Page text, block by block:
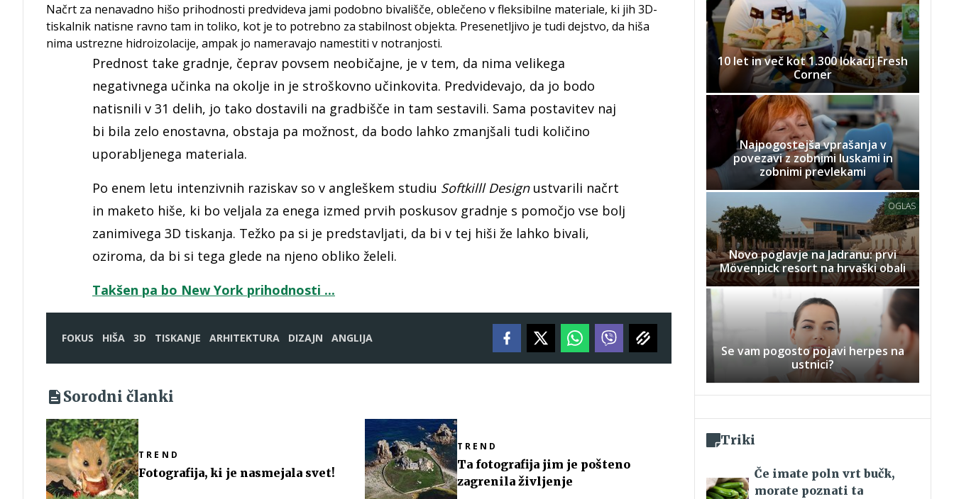
Načrt za nenavadno hišo prihodnosti predvideva jami podobno bivališče, oblečeno v fleksibilne materiale, ki jih 3D-
tiskalnik natisne ravno tam in toliko, kot je to potrebno za stabilnost objekta. Presenetljivo je tudi dejstvo, da hiša
nima ustrezne hidroizolacije, ampak jo nameravajo namestiti v notranjosti.
Prednost take gradnje, čeprav povsem neobičajne, je v tem, da nima velikega
negativnega učinka na okolje in je stroškovno učinkovita. Predvidevajo, da jo bodo
natisnili v 31 delih, jo tako dostavili na gradbišče in tam sestavili. Sama postavitev naj
bi bila zelo enostavna, obstaja pa možnost, da bodo lahko zmanjšali tudi količino
uporabljenega materiala.
Po enem letu intenzivnih raziskav so v angleškem studiu Softkilll Designustvarili načrt
in maketo hiše, ki bo veljala za enega izmed prvih poskusov gradnje s pomočjo vse bolj
zanimivega 3D tiskanja. Težko pa si je predstavljati, da bi v tej hiši že lahko bivali,
oziroma, da bi si tega glede na njeno obliko želeli.
Takšen pa bo New York prihodnosti ...
FOKUS HIŠA 3D TISKANJE ARHITEKTURA DIZAJN ANGLIJA
Sorodni članki
TREND
Fotografija, ki je nasmejala svet!
TREND
Ta fotografija jim je pošteno
zagrenila življenje
10 let in več kot 1.300 lokacij Fresh
Corner
Najpogostejša vprašanja v
povezavi z zobnimi luskami in
zobnimi prevlekami
OGLAS
Novo poglavje na Jadranu: prvi
Mövenpick resort na hrvaški obali
Se vam pogosto pojavi herpes na
ustnici?
Triki
Če imate poln vrt bučk,
morate poznati ta